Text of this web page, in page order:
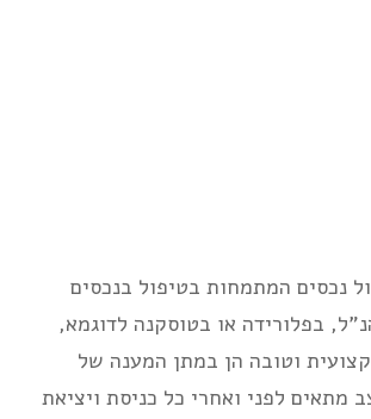
נכסים המתמחות בטיפול בנכסים
בפלורידה או בטוסקנה לדוגמא,
וטובה הן במתן המענה של
מתאים לפני ואחרי כל כניסת ויציאת